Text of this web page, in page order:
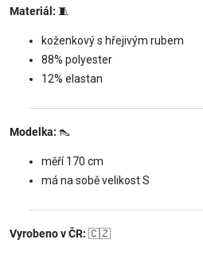
Materiál: 🧵
koženkový s hřejivým rubem
88% polyester
12% elastan
Modelka: 👠
měří 170 cm
má na sobě velikost S
Vyrobeno v ČR: 🇨🇿